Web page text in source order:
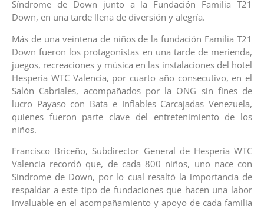
Síndrome de Down junto a la Fundación Familia T21
Down, en una tarde llena de diversión y alegría.
Más de una veintena de niños de la fundación Familia T21
Down fueron los protagonistas en una tarde de merienda,
juegos, recreaciones y música en las instalaciones del hotel
Hesperia WTC Valencia, por cuarto año consecutivo, en el
Salón Cabriales, acompañados por la ONG sin fines de
lucro Payaso con Bata e Inflables Carcajadas Venezuela,
quienes fueron parte clave del entretenimiento de los
niños.
Francisco Briceño, Subdirector General de Hesperia WTC
Valencia recordó que, de cada 800 niños, uno nace con
Síndrome de Down, por lo cual resaltó la importancia de
respaldar a este tipo de fundaciones que hacen una labor
invaluable en el acompañamiento y apoyo de cada familia